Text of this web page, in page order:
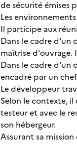
de sécurité émises
Les
Il participe aux
Dans le cadre d'un
maîtrise d'ouvrage.
Dans le cadre d'un
encadré par un
Le développeur
Selon le contexte,
testeur et avec le
son hébergeur.
Assurant sa